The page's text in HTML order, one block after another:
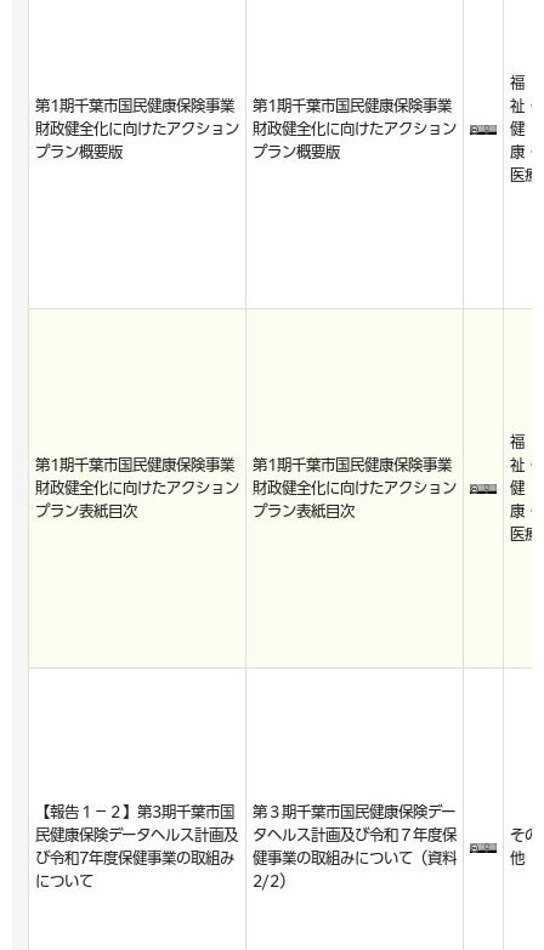
第1期千葉市国民健康保険事業
財政健全化に向けたアクション
プラン概要版
第1期千葉市国民健康保険事業
財政健全化に向けたアクション
プラン概要版
福
祉・
健
康・
医療
第1期千葉市国民健康保険事業
財政健全化に向けたアクション
プラン表紙目次
第1期千葉市国民健康保険事業
財政健全化に向けたアクション
プラン表紙目次
福
祉・
健
康・
医療
【報告１－２】第3期千葉市国
民健康保険データヘルス計画及
び令和7年度保健事業の取組み
について
第３期千葉市国民健康保険デー
タヘルス計画及び令和７年度保
健事業の取組みについて（資料
2/2）
その
他